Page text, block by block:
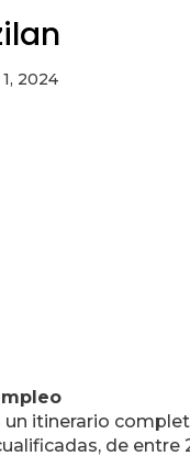
2024
un itinerario
de entre